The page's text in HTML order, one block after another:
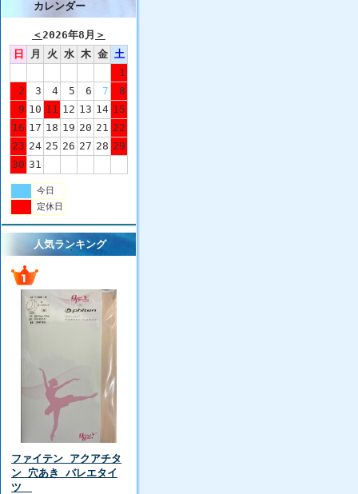
カレンダー
＜2026年8月 ＞
日
月 火 水 木 金 土
1
2
3 4 5 6 7
8
9 10 11 12 13 14 15
16 17 18 19 20 21 22
23 24 25 26 27 28 29
30 31
今日
定休日
人気ランキング
ファイテン アクアチタ
ン 穴あき バレエタイ
ツ